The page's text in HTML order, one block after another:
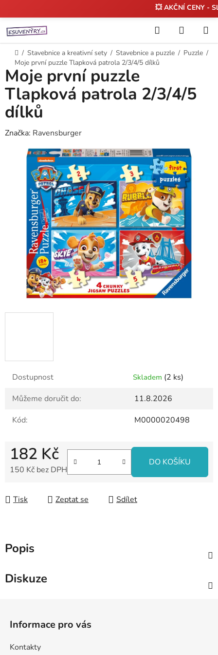
na
obsah
💥 AKČNÍ CENY -
Hledat
KOŠÍK
Domů
/ Stavebnice a kreativní sety / Stavebnice a puzzle / Puzzle /
Moje první puzzle Tlapková patrola 2/3/4/5 dílků
Dostupnost Skladem (2 ks)
Můžeme doručit do:
11.8.2026
Kód:
M0000020498
182 Kč
150 Kč bez DPH
DO KOŠÍKU
Tisk Zeptat se Sdílet
Moje první puzzle
Tlapková patrola 2/3/4/5
dílků
Značka: Ravensburger
Popis
Diskuze
Informace pro vás
Kontakty